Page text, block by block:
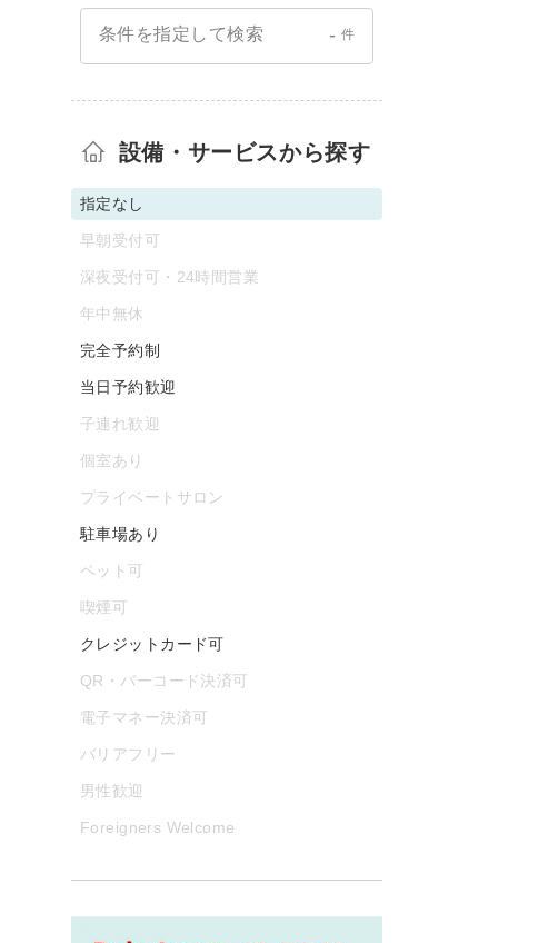
条件を指定して検索 - 件
設備・サービスから探す
指定なし
早朝受付可
深夜受付可・24時間営業
年中無休
完全予約制
当日予約歓迎
子連れ歓迎
個室あり
プライベートサロン
駐車場あり
ペット可
喫煙可
クレジットカード可
QR・バーコード決済可
電子マネー決済可
バリアフリー
男性歓迎
Foreigners Welcome